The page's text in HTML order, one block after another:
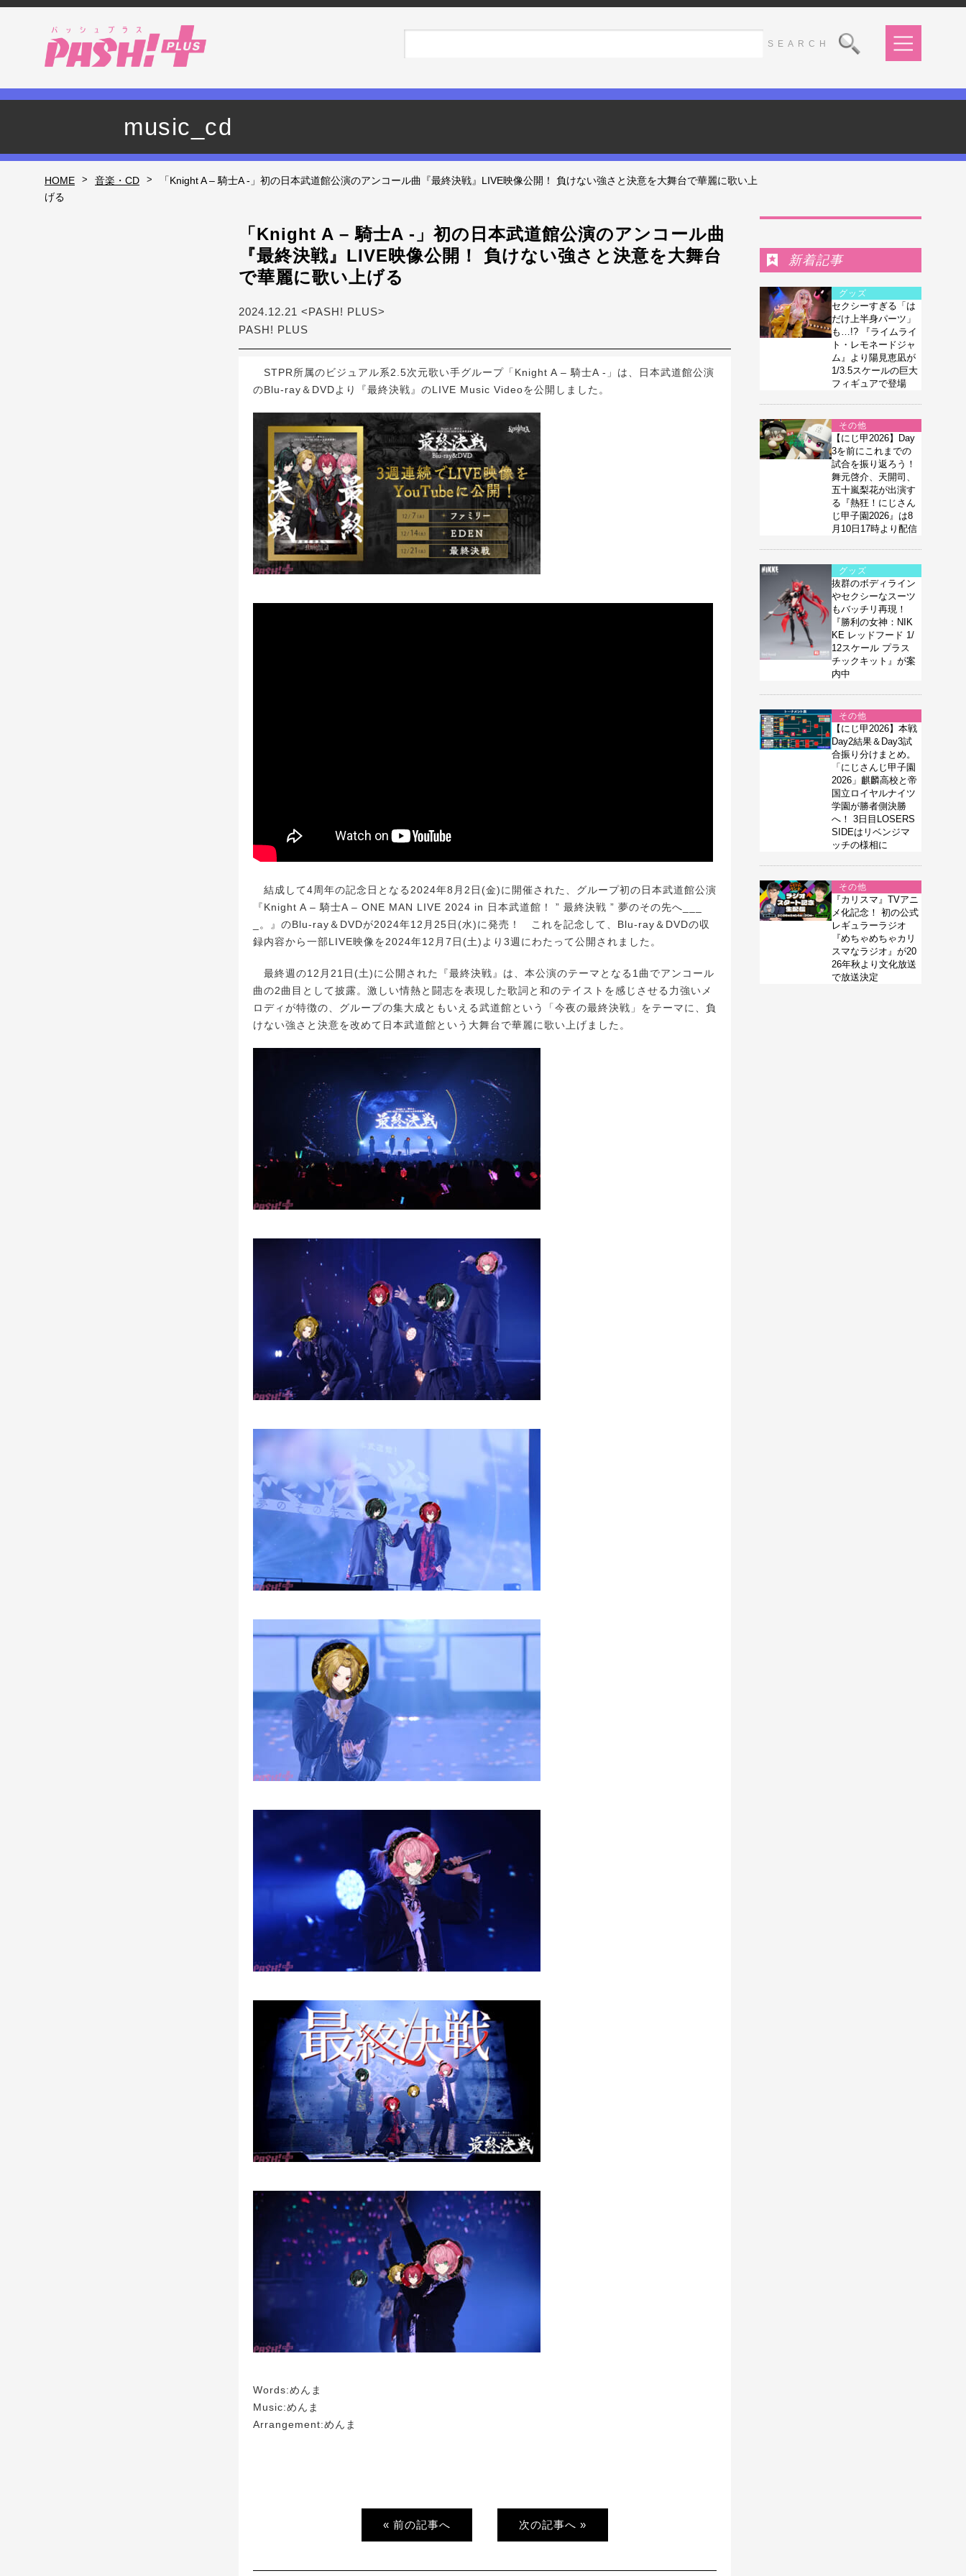
music_cd
HOME > 音楽・CD >
「Knight A – 騎士A -」初の日本武道館公演のアンコール曲『最終決戦』LIVE映像公開！ 負けない強さと決意を大舞台で華麗に歌い上
げる
「Knight A – 騎士A -」初の日本武道館公演のアンコール曲
『最終決戦』LIVE映像公開！ 負けない強さと決意を大舞台
で華麗に歌い上げる
2024.12.21 <PASH! PLUS>
PASH! PLUS
STPR所属のビジュアル系2.5次元歌い手グループ「Knight A – 騎士A -」は、日本武道館公演
のBlu-ray＆DVDより『最終決戦』のLIVE Music Videoを公開しました。
結成して4周年の記念日となる2024年8月2日(金)に開催された、グループ初の日本武道館公演
『Knight A – 騎士A – ONE MAN LIVE 2024 in 日本武道館！ ” 最終決戦 ” 夢のその先へ___
_。』のBlu-ray＆DVDが2024年12月25日(水)に発売！ これを記念して、Blu-ray＆DVDの収
録内容から一部LIVE映像を2024年12月7日(土)より3週にわたって公開されました。
最終週の12月21日(土)に公開された『最終決戦』は、本公演のテーマとなる1曲でアンコール
曲の2曲目として披露。激しい情熱と闘志を表現した歌詞と和のテイストを感じさせる力強いメ
ロディが特徴の、グループの集大成ともいえる武道館という「今夜の最終決戦」をテーマに、負
けない強さと決意を改めて日本武道館という大舞台で華麗に歌い上げました。
Words:めんま
Music:めんま
Arrangement:めんま
« 前の記事へ 次の記事へ »
新着記事
グッズ
セクシーすぎる「は
だけ上半身パーツ」
も…!? 『ライムライ
ト・レモネードジャ
ム』より陽見恵凪が
1/3.5スケールの巨大
フィギュアで登場
その他
【にじ甲2026】Day
3を前にこれまでの
試合を振り返ろう！
舞元啓介、天開司、
五十嵐梨花が出演す
る『熱狂！にじさん
じ甲子園2026』は8
月10日17時より配信
グッズ
抜群のボディライン
やセクシーなスーツ
もバッチリ再現！
『勝利の女神：NIK
KE レッドフード 1/
12スケール プラス
チックキット』が案
内中
その他
【にじ甲2026】本戦
Day2結果＆Day3試
合振り分けまとめ。
「にじさんじ甲子園
2026」麒麟高校と帝
国立ロイヤルナイツ
学園が勝者側決勝
へ！ 3日目LOSERS
SIDEはリベンジマ
ッチの様相に
その他
『カリスマ』TVアニ
メ化記念！ 初の公式
レギュラーラジオ
『めちゃめちゃカリ
スマなラジオ』が20
26年秋より文化放送
で放送決定